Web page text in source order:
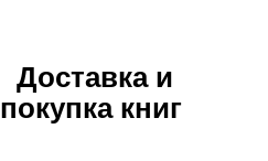
Доставка и
покупка книг